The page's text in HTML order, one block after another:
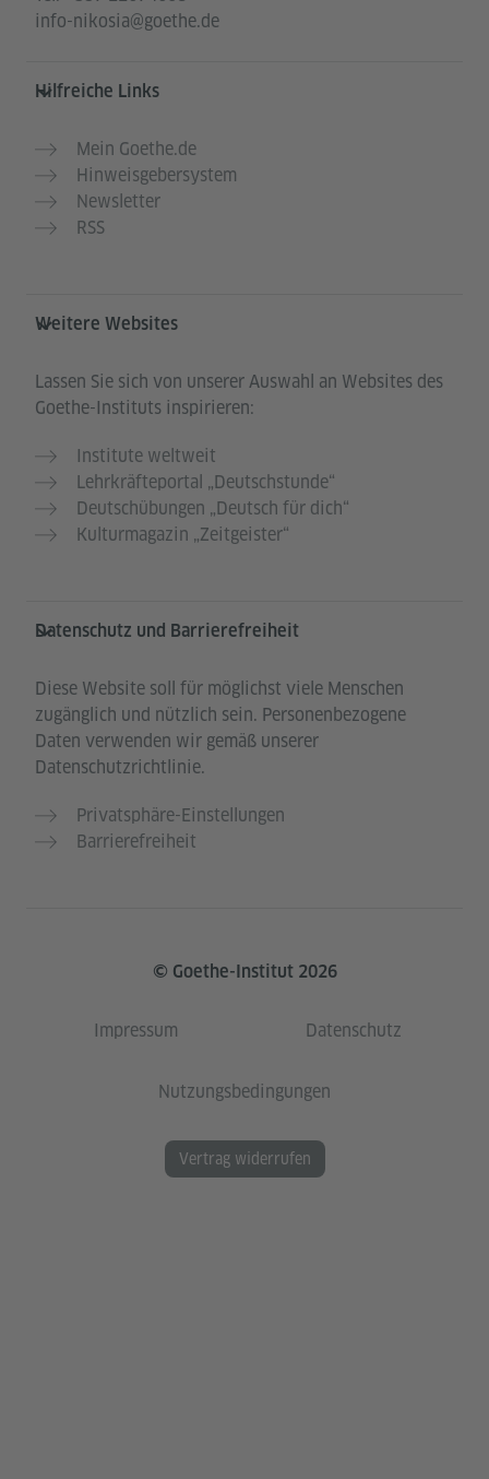
info-nikosia@goethe.de
Hilfreiche Links
Mein Goethe.de
Hinweisgebersystem
Newsletter
RSS
Weitere Websites
Lassen Sie sich von unserer Auswahl an Websites des
Goethe-Instituts inspirieren:
Institute weltweit
Lehrkräfteportal „Deutschstunde“
Deutschübungen „Deutsch für dich“
Kulturmagazin „Zeitgeister“
Datenschutz und Barrierefreiheit
Diese Website soll für möglichst viele Menschen
zugänglich und nützlich sein. Personenbezogene
Daten verwenden wir gemäß unserer
Datenschutzrichtlinie.
Privatsphäre-Einstellungen
Barrierefreiheit
© Goethe-Institut 2026
Impressum Datenschutz
Nutzungsbedingungen
Vertrag widerrufen